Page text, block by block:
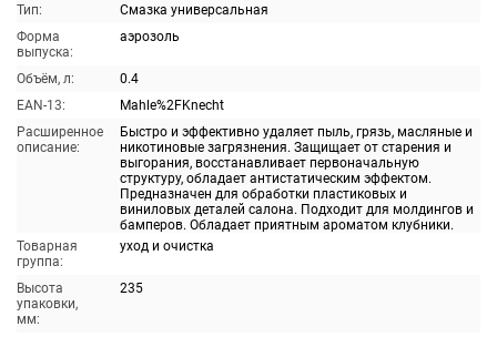
Тип:
Смазка универсальная
Форма
выпуска:
аэрозоль
Объём, л:
0.4
EAN-13:
Mahle%2FKnecht
Расширенное
описание:
Быстро и эффективно удаляет пыль, грязь, масляные и
никотиновые загрязнения. Защищает от старения и
выгорания, восстанавливает первоначальную
структуру, обладает антистатическим эффектом.
Предназначен для обработки пластиковых и
виниловых деталей салона. Подходит для молдингов и
бамперов. Обладает приятным ароматом клубники.
Товарная
группа:
уход и очистка
Высота
упаковки,
мм:
235